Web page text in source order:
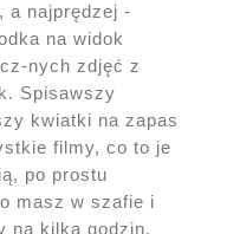
a najprędzej -
na widok
nych zdjęć z
Spisawszy
kwiatki na zapas
filmy, co to je
po prostu
masz w szafie i
na kilka godzin.